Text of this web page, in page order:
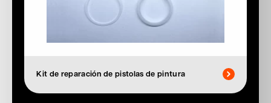
Kit de reparación de pistolas de pintura